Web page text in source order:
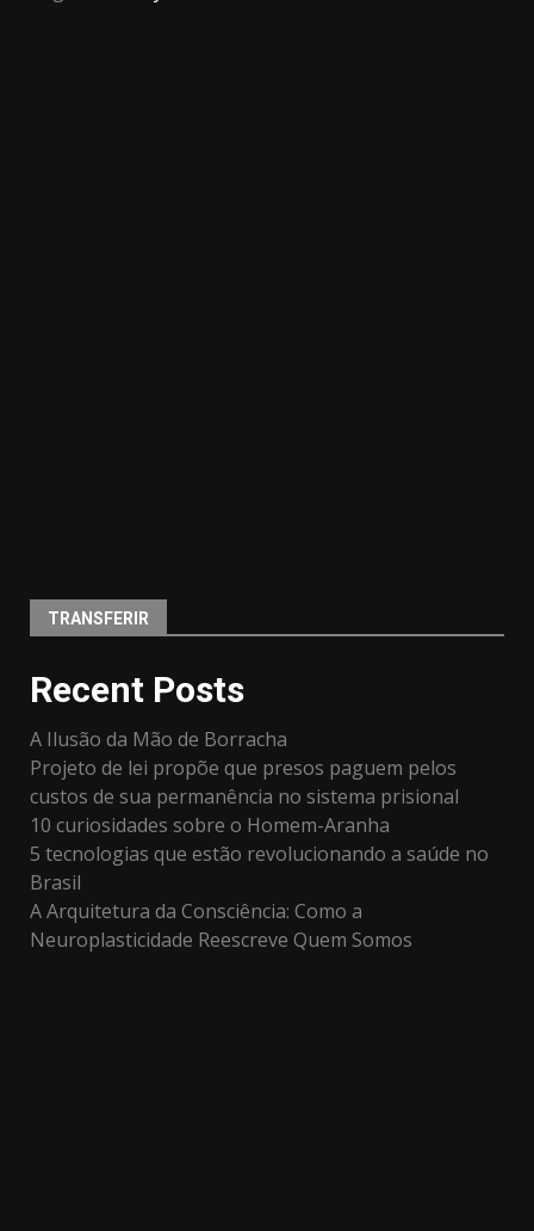
TRANSFERIR
Recent Posts
A Ilusão da Mão de Borracha
Projeto de lei propõe que presos paguem pelos
custos de sua permanência no sistema prisional
10 curiosidades sobre o Homem-Aranha
5 tecnologias que estão revolucionando a saúde no
Brasil
A Arquitetura da Consciência: Como a
Neuroplasticidade Reescreve Quem Somos